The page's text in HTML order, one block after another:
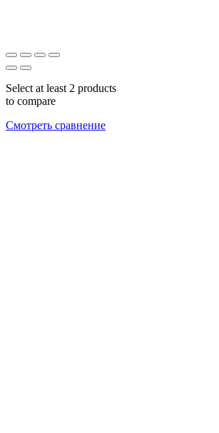
Select at least 2 products
to compare
Смотреть сравнение